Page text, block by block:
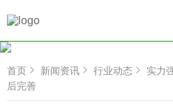
首页 新闻资讯 行业动态
实力
后完善